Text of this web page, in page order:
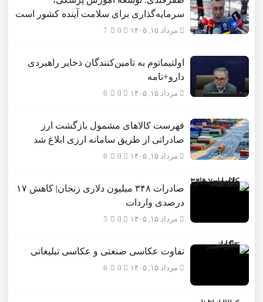
سرمایه‌گذاری برای سلامت آینده کشور است
مرداد ۱۵, ۱۴۰۵ 7
اولتیماتوم به تامین‌کنندگان ذخایر راهبردی
دارو+نامه
مرداد ۱۵, ۱۴۰۵ 6
فهرست کالاهای مشمول بازگشت ارز
صادراتی از طریق سامانه ارزی ابلاغ شد
مرداد ۱۵, ۱۴۰۵ 6
صادرات ۳۴۸ میلیون دلاری زنجان| ‌کاهش ۱۷
درصدی واردات
مرداد ۱۵, ۱۴۰۵ 5
تفاوت عکاسی صنعتی و عکاسی تبلیغاتی
مرداد ۱۵, ۱۴۰۵ 6